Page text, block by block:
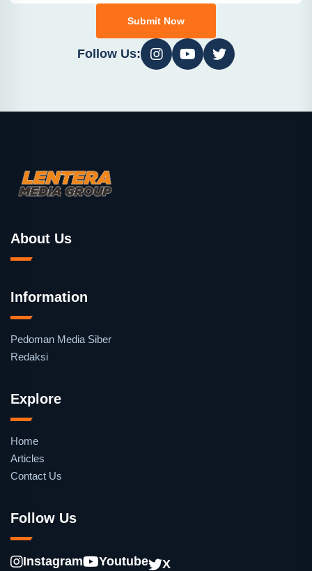
Submit Now
Follow Us:
About Us
Information
Pedoman Media Siber
Redaksi
Explore
Home
Articles
Contact Us
Follow Us
Instagram Youtube X